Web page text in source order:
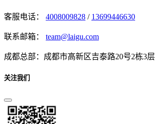
客服电话： 4008009828 / 13699446630
联系邮箱： team@laigu.com
成都总部：成都市高新区吉泰路20号2栋3层
关注我们